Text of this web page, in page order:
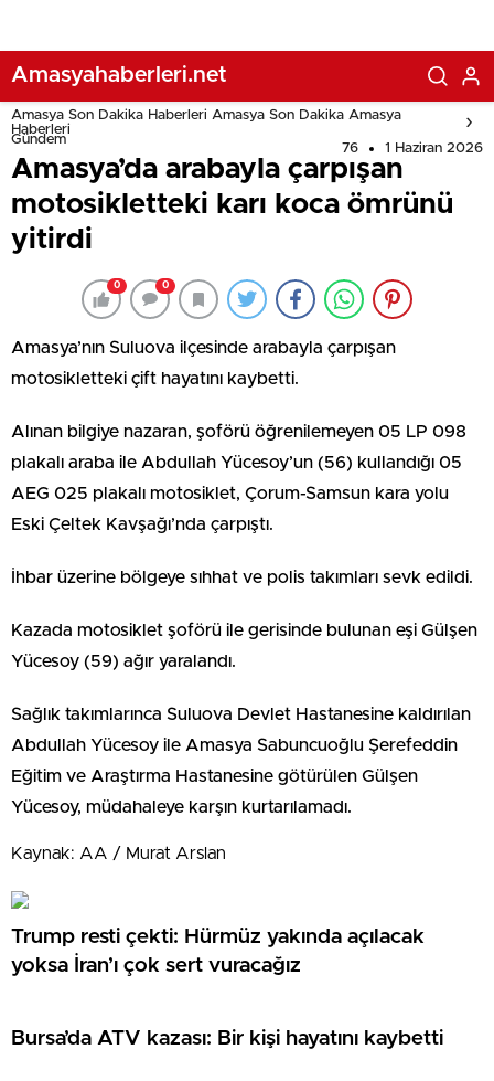
Amasyahaberleri.net
Amasya Son Dakika Haberleri Amasya Son Dakika Amasya
Haberleri
Gündem
76 1 Haziran 2026
Amasya’da arabayla çarpışan
motosikletteki karı koca ömrünü
yitirdi
0 0
Amasya’nın Suluova ilçesinde arabayla çarpışan
motosikletteki çift hayatını kaybetti.
Alınan bilgiye nazaran, şoförü öğrenilemeyen 05 LP 098
plakalı araba ile Abdullah Yücesoy’un (56) kullandığı 05
AEG 025 plakalı motosiklet, Çorum-Samsun kara yolu
Eski Çeltek Kavşağı’nda çarpıştı.
İhbar üzerine bölgeye sıhhat ve polis takımları sevk edildi.
Kazada motosiklet şoförü ile gerisinde bulunan eşi Gülşen
Yücesoy (59) ağır yaralandı.
Sağlık takımlarınca Suluova Devlet Hastanesine kaldırılan
Abdullah Yücesoy ile Amasya Sabuncuoğlu Şerefeddin
Eğitim ve Araştırma Hastanesine götürülen Gülşen
Yücesoy, müdahaleye karşın kurtarılamadı.
Kaynak: AA / Murat Arslan
Trump resti çekti: Hürmüz yakında açılacak
yoksa İran’ı çok sert vuracağız
Bursa’da ATV kazası: Bir kişi hayatını kaybetti